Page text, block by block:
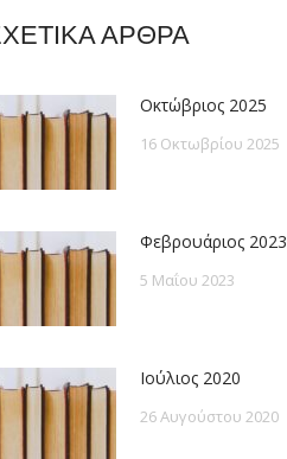
ΑΡΘΡΑ
Οκτώβριος 2025
16 Οκτωβρίου 2025
Φεβρουάριος 2023
5 Μαΐου 2023
Ιούλιος 2020
26 Αυγούστου 2020